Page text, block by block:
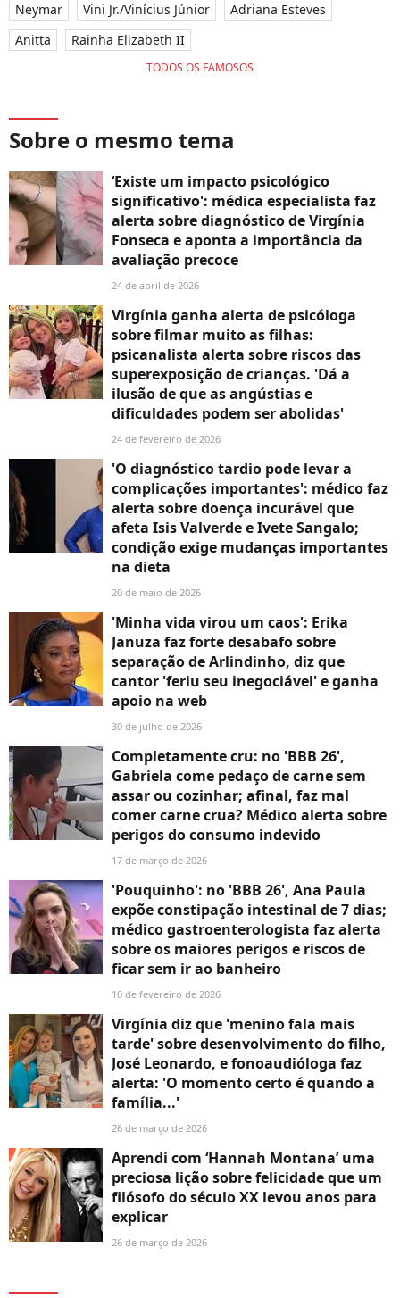
Neymar
Vini Jr./Vinícius Júnior
Adriana Esteves
Anitta
Rainha Elizabeth II
TODOS OS FAMOSOS
Sobre o mesmo tema
‘Existe um impacto psicológico
significativo': médica especialista faz
alerta sobre diagnóstico de Virgínia
Fonseca e aponta a importância da
avaliação precoce
24 de abril de 2026
Virgínia ganha alerta de psicóloga
sobre filmar muito as filhas:
psicanalista alerta sobre riscos das
superexposição de crianças. 'Dá a
ilusão de que as angústias e
dificuldades podem ser abolidas'
24 de fevereiro de 2026
'O diagnóstico tardio pode levar a
complicações importantes': médico faz
alerta sobre doença incurável que
afeta Isis Valverde e Ivete Sangalo;
condição exige mudanças importantes
na dieta
20 de maio de 2026
'Minha vida virou um caos': Erika
Januza faz forte desabafo sobre
separação de Arlindinho, diz que
cantor 'feriu seu inegociável' e ganha
apoio na web
30 de julho de 2026
Completamente cru: no 'BBB 26',
Gabriela come pedaço de carne sem
assar ou cozinhar; afinal, faz mal
comer carne crua? Médico alerta sobre
perigos do consumo indevido
17 de março de 2026
'Pouquinho': no 'BBB 26', Ana Paula
expõe constipação intestinal de 7 dias;
médico gastroenterologista faz alerta
sobre os maiores perigos e riscos de
ficar sem ir ao banheiro
10 de fevereiro de 2026
Virgínia diz que 'menino fala mais
tarde' sobre desenvolvimento do filho,
José Leonardo, e fonoaudióloga faz
alerta: 'O momento certo é quando a
família...'
26 de março de 2026
Aprendi com ‘Hannah Montana’ uma
preciosa lição sobre felicidade que um
filósofo do século XX levou anos para
explicar
26 de março de 2026